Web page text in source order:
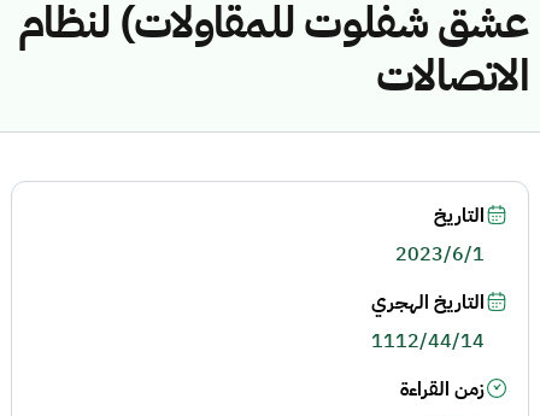
عشق شفلوت للمقاولات) لنظام
الاتصالات
التاريخ
2023/6/1
التاريخ الهجري
1112/44/14
زمن القراءة